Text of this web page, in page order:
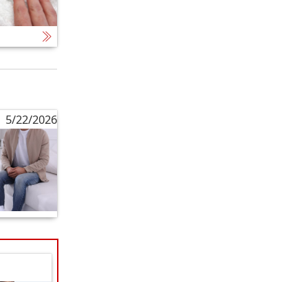
5/22/2026